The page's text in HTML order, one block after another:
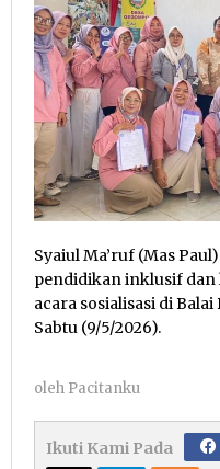
Syaiul Ma’ruf (Mas
pendidikan inklusif dan
acara sosialisasi di
Sabtu (9/5/2026).
oleh Pacitanku
Ikuti Kami Pada